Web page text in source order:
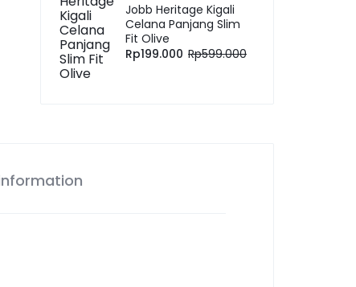
Jobb Heritage Kigali
Celana Panjang Slim
Fit Olive
Rp199.000 Rp599.000